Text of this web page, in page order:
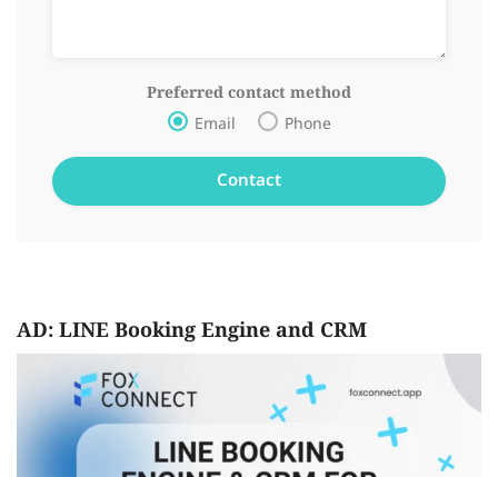
Preferred contact method
Email Phone
AD: LINE Booking Engine and CRM